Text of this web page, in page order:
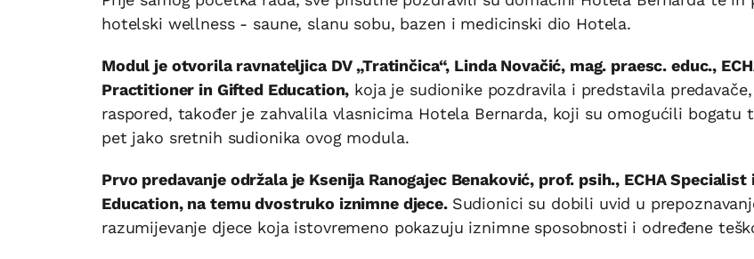
hotelski wellness - saune, slanu sobu, bazen i medicinski dio Hotela.
Modul je otvorila ravnateljica DV „Tratinčica“, Linda Novačić, mag. praesc. educ.,
Practitioner in Gifted Education, koja je sudionike pozdravila i predstavila
raspored, također je zahvalila vlasnicima Hotela Bernarda, koji su omogućili bogatu
pet jako sretnih sudionika ovog modula.
Prvo predavanje održala je Ksenija Ranogajec Benaković, prof. psih., ECHA Specialist
Education, na temu dvostruko iznimne djece. Sudionici su dobili uvid u
razumijevanje djece koja istovremeno pokazuju iznimne sposobnosti i određene